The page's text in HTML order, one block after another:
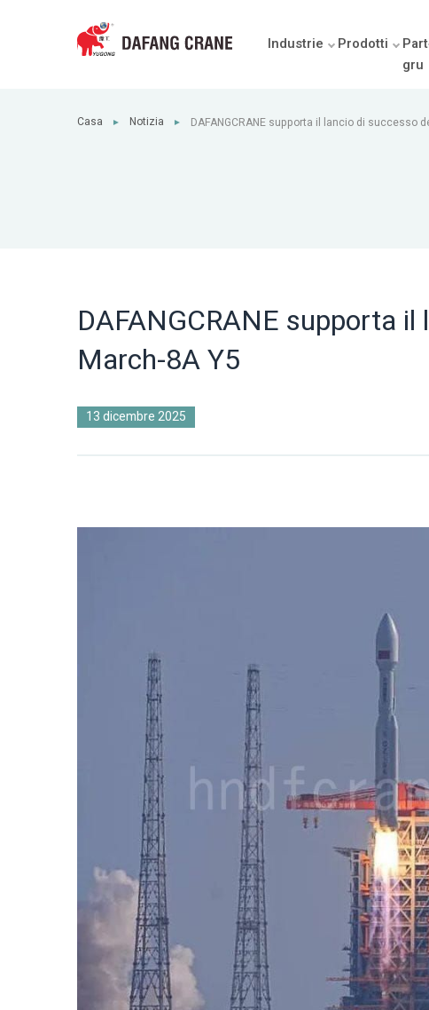
Industrie Prodotti
gru
Casa ► Notizia ►
DAFANGCRANE supporta il lancio di successo
DAFANGCRANE supporta
March-8A Y5
13 dicembre 2025